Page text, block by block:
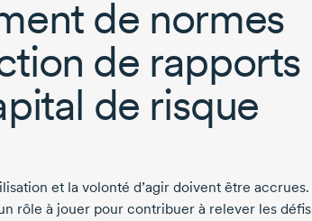
de normes
de rapports
de risque
et la volonté d’agir doivent être accrues.
rôle à jouer pour contribuer à relever les défis